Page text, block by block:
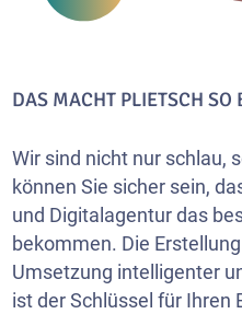
DAS MACHT PLIETSCH SO
Wir sind nicht nur schlau,
können Sie sicher sein,
und Digitalagentur das
bekommen. Die
Umsetzung intelligenter
ist der Schlüssel für Ihren